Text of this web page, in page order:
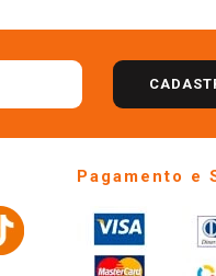
Pagamento e